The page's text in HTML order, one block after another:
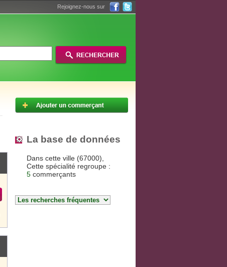
Rejoignez-nous sur
La base de données
Dans cette ville (67000),
Cette spécialité regroupe :
5 commerçants